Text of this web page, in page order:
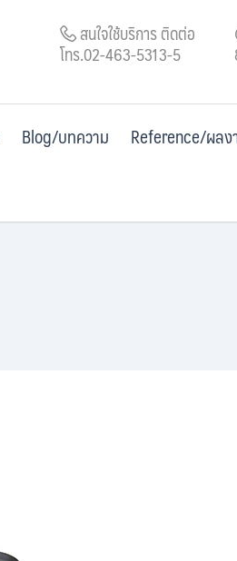
สนใจใช้บริการ ติดต่อ
โทร.02-463-5313-5
Blog/บทความ
Reference/ผลง